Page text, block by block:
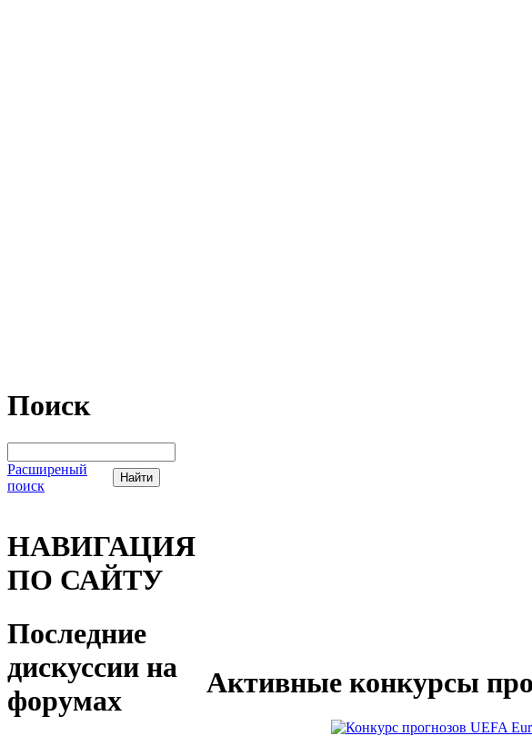
Поиск
Расширеный
поиск
НАВИГАЦИЯ
ПО САЙТУ
Последние
дискуссии на
форумах
Активные конкурсы